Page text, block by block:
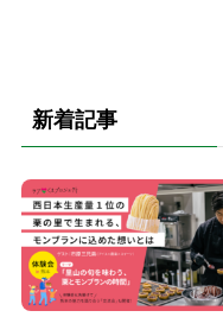
新着記事